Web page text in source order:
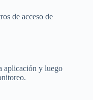
de acceso de
aplicación y luego